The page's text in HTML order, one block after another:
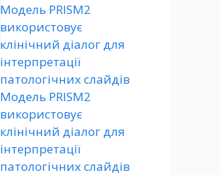
Модель PRISM2
використовує
клінічний діалог для
інтерпретації
патологічних слайдів
Модель PRISM2
використовує
клінічний діалог для
інтерпретації
патологічних слайдів